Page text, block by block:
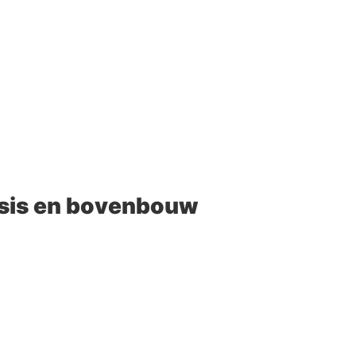
en bovenbouw